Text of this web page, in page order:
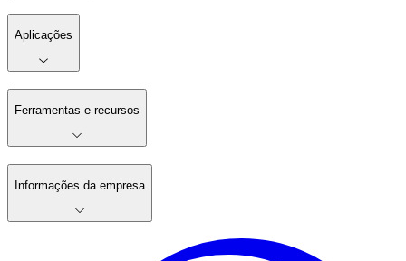
Aplicações
Ferramentas e recursos
Informações da empresa